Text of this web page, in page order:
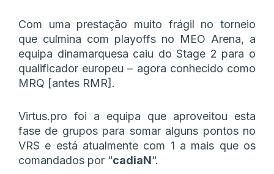
Com uma prestação muito frágil no torneio
que culmina com playoffs no MEO Arena, a
equipa dinamarquesa caiu do Stage 2 para o
qualificador europeu – agora conhecido como
MRQ [antes RMR].
Virtus.pro foi a equipa que aproveitou esta
fase de grupos para somar alguns pontos no
VRS e está atualmente com 1 a mais que os
comandados por “cadiaN“.